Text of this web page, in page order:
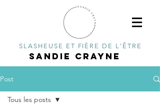
SLASHEUSE ET FIÈRE DE L'ÊTRE
SANDIE CRAYNE
Post
Tous les posts